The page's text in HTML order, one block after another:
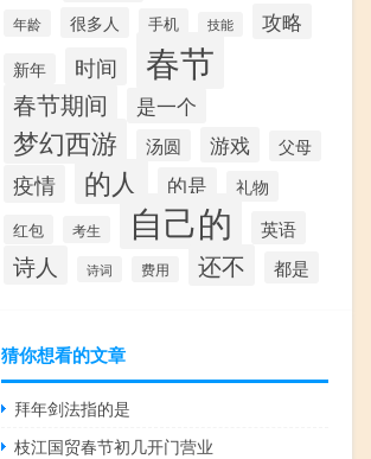
年龄 很多人 手机 技能 攻略
新年 时间 春节
春节期间 是一个
梦幻西游 汤圆 游戏 父母
疫情 的人 的是 礼物
红包 考生 自己的 英语
诗人 诗词 费用 还不 都是
猜你想看的文章
拜年剑法指的是
枝江国贸春节初几开门营业